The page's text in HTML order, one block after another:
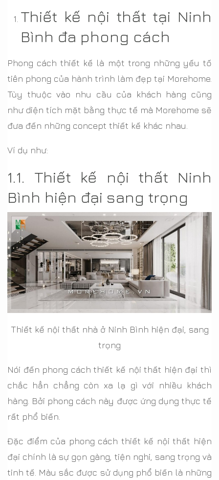
Thiết kế nội thất tại Ninh
Bình đa phong cách
Phong cách thiết kế là một trong những yếu tố
tiên phong của hành trình làm đẹp tại Morehome.
Tùy thuộc vào nhu cầu của khách hàng cũng
như diện tích mặt bằng thực tế mà Morehome sẽ
đưa đến những concept thiết kế khác nhau.
Ví dụ như:
1.1. Thiết kế nội thất Ninh
Bình hiện đại sang trọng
Thiết kế nội thất nhà ở Ninh Bình hiện đại, sang
trọng
Nói đến phong cách thiết kế nội thất hiện đại thì
chắc hẳn chẳng còn xa lạ gì với nhiều khách
hàng. Bởi phong cách này được ứng dụng thực tế
rất phổ biến.
Đặc điểm của phong cách thiết kế nội thất hiện
đại chính là sự gọn gàng, tiện nghi, sang trọng và
tinh tế. Màu sắc được sử dụng phổ biến là những